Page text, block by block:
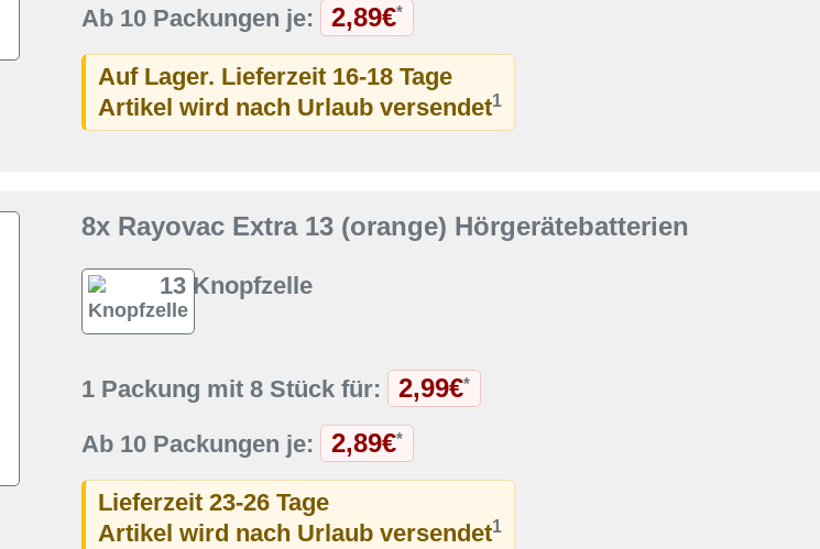
Ab 10 Packungen je: 2,89€*
Auf Lager. Lieferzeit 16-18 Tage
Artikel wird nach Urlaub versendet1
8x Rayovac Extra 13 (orange) Hörgerätebatterien
13 Knopfzelle
1 Packung mit 8 Stück für: 2,99€*
Ab 10 Packungen je: 2,89€*
Lieferzeit 23-26 Tage
Artikel wird nach Urlaub versendet1